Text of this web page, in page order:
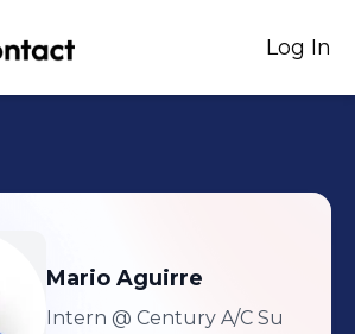
Log In
Mario Aguirre
Intern @ Century A/C Su